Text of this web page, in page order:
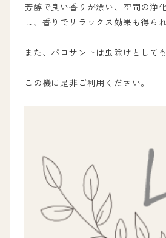
芳醇で良い香りが漂い、空間の浄
し、香りでリラックス効果も得られ
また、パロサントは虫除けとして
この機に是非ご利用ください。